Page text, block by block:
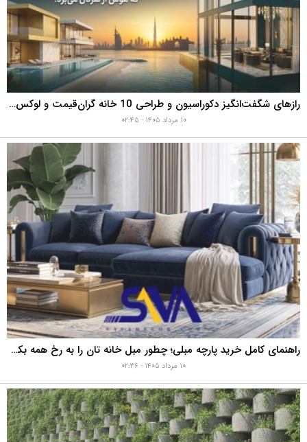
رازهای شگفت‌انگیز دکوراسیون و طراحی 10 خانه گران‌قیمت و لوکس دبی که هوش از سرتان می‌برد!
راهنمای کامل خرید پارچه مبلی؛ چطور مبل خانه تان را به رخ همه بکشید؟